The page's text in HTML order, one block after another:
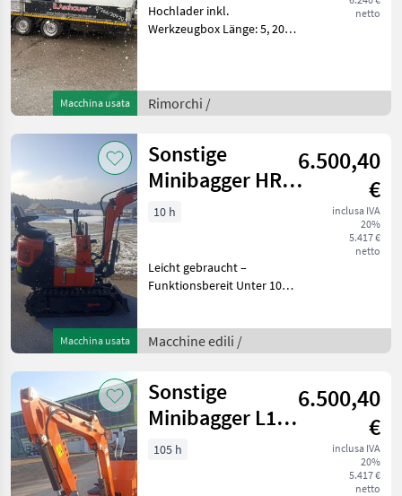
Macchina usata
netto
Hochlader inkl.
Werkzeugbox Länge: 5, 20m
diesem Produkt
enthaltenen Angaben (z.B.
Rimorchi /
Macchina usata
Sonstige
Minibagger HR10
/ TACK10
6.500,40
€
inclusa IVA
20%
5.417 €
netto
10 h
Leicht gebraucht –
Funktionsbereit Unter 10
Mit Knickarm und mech.
Schnellwechsler Steuerung
Macchine edili /
Sonstige
Minibagger L12
Bastlerfahrzeug
6.500,40
€
inclusa IVA
20%
5.417 €
netto
105 h